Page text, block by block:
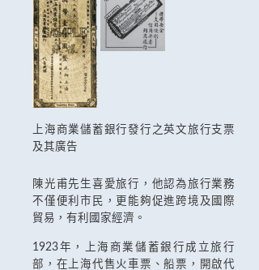
上海商業儲蓄銀行發行之英文旅行支票
及其廣告
陳光甫先生喜愛旅行，他認為旅行業務
不僅便利市民，更能夠促進跨境及國際
貿易，有利國家經濟。
1923年，上海商業儲蓄銀行成立旅行
部，在上海代售火車票、船票，開啟代